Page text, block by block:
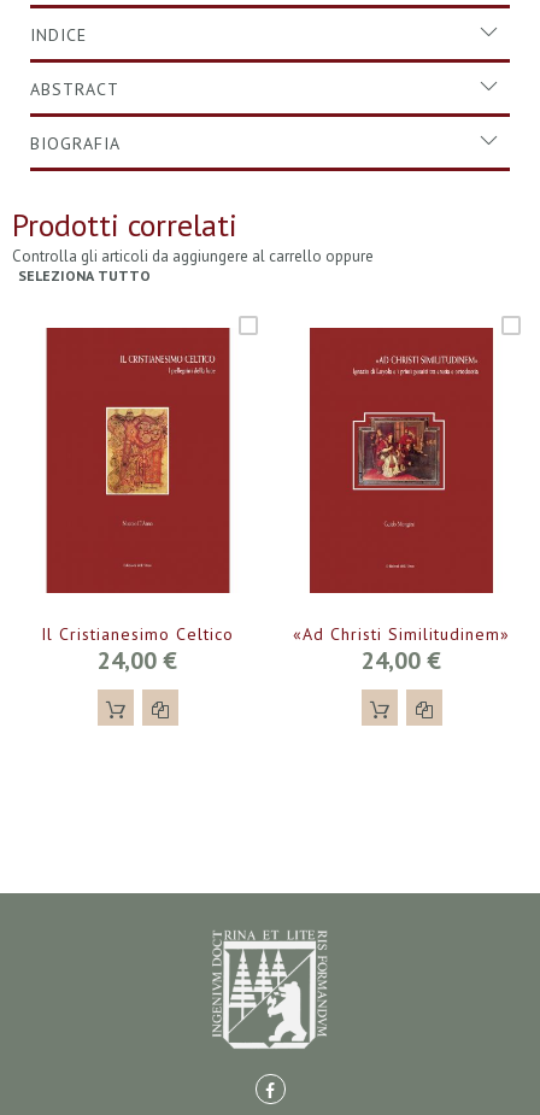
INDICE
ABSTRACT
BIOGRAFIA
Prodotti correlati
Controlla gli articoli da aggiungere al carrello oppure
SELEZIONA TUTTO
Il Cristianesimo Celtico
24,00 €
«Ad Christi Similitudinem»
24,00 €